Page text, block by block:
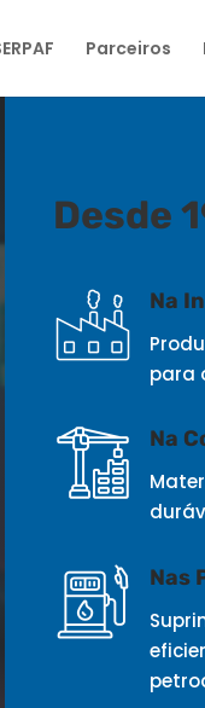
Parceiros
Desde
Na
para
Na
Nas